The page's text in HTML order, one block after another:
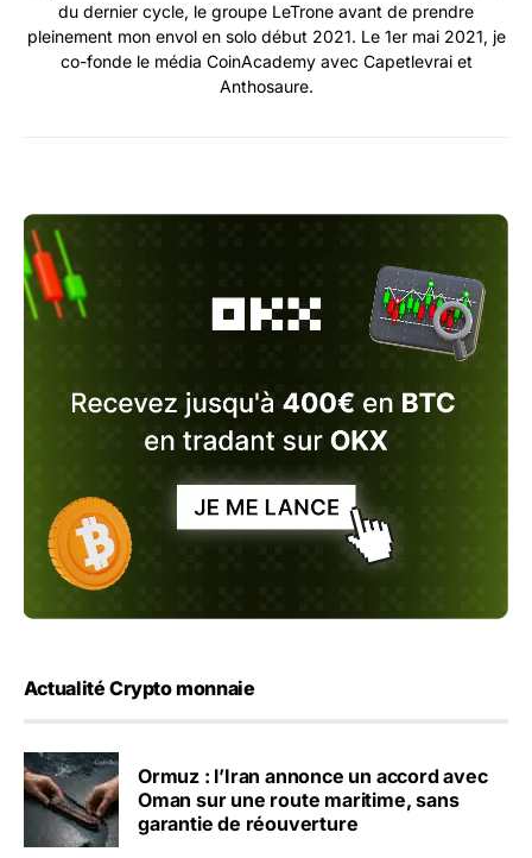
du dernier cycle, le groupe LeTrone avant de prendre
pleinement mon envol en solo début 2021. Le 1er mai 2021, je
co-fonde le média CoinAcademy avec Capetlevrai et
Anthosaure.
Actualité Crypto monnaie
Ormuz : l’Iran annonce un accord avec
Oman sur une route maritime, sans
garantie de réouverture